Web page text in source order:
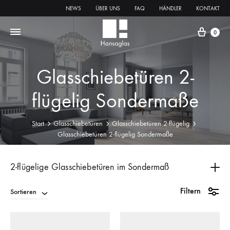
NEWS ÜBER UNS FAQ HÄNDLER KONTAKT
0
Glasschiebetüren 2-
flügelig Sondermaße
Start Glasschiebetüren
Glasschiebetüren 2-flügelig
Glasschiebetüren 2-flügelig Sondermaße
2-flügelige Glasschiebetüren im Sondermaß
2-flügelige Glasschiebetüren im Sondermaßsind die
Filtern
Sortieren